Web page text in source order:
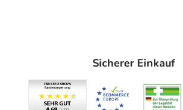
Sicherer Einkauf